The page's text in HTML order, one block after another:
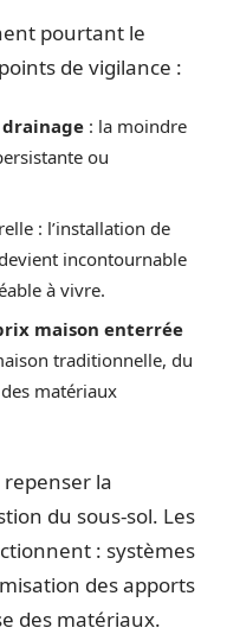
pourtant le
de vigilance :
drainage : la moindre
ou
: l’installation de
incontournable
à vivre.
maison enterrée
traditionnelle, du
matériaux
la
du sous-sol. Les
: systèmes
des apports
des matériaux.